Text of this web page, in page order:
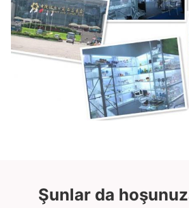
Şunlar da